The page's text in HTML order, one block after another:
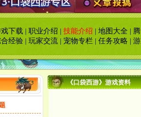
下载 |职业介绍 |技能介绍 |地图大全 |
经验 |玩家交流 | 宠物专栏 |任务攻略 |
《口袋西游》游戏资料